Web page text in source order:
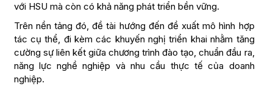
với HSU mà còn có khả năng phát triển bền vững.
Trên nền tảng đó, đề tài hướng đến đề xuất mô hình hợp
tác cụ thể, đi kèm các khuyến nghị triển khai nhằm tăng
cường sự liên kết giữa chương trình đào tạo, chuẩn đầu ra,
năng lực nghề nghiệp và nhu cầu thực tế của doanh
nghiệp.